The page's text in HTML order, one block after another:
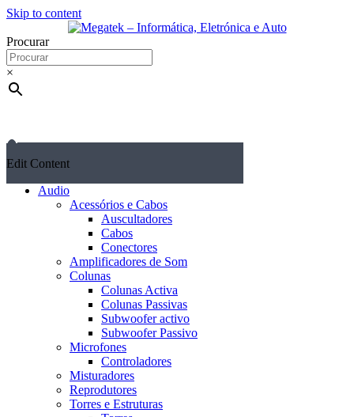
Skip to content
Procurar
×
Edit Content
Audio
Acessórios e Cabos
Auscultadores
Cabos
Conectores
Amplificadores de Som
Colunas
Colunas Activa
Colunas Passivas
Subwoofer activo
Subwoofer Passivo
Microfones
Controladores
Misturadores
Reprodutores
Torres e Estruturas